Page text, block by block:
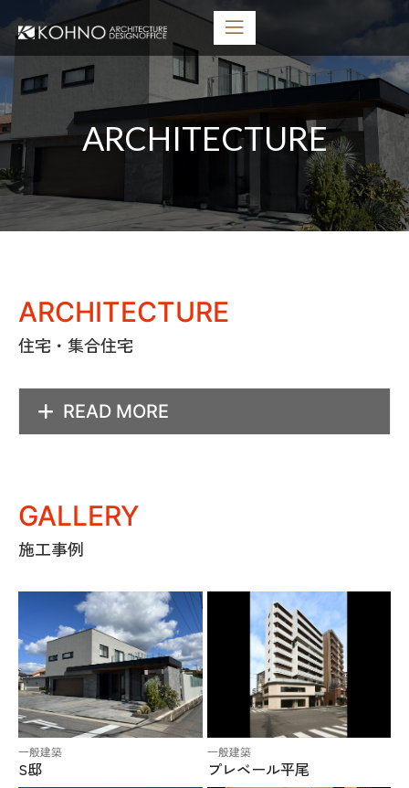
ARCHITECTURE
ARCHITECTURE
住宅・集合住宅
READ MORE
GALLERY
施工事例
一般建築
S邸
一般建築
プレベール平尾